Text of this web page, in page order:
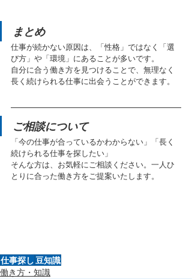
まとめ
仕事が続かない原因は、「性格」ではなく「選
び方」や「環境」にあることが多いです。
自分に合う働き方を見つけることで、無理なく
長く続けられる仕事に出会うことができます。
ご相談について
「今の仕事が合っているかわからない」「長く
続けられる仕事を探したい」
そんな方は、お気軽にご相談ください。一人ひ
とりに合った働き方をご提案いたします。
仕事探し豆知識
働き方・知識